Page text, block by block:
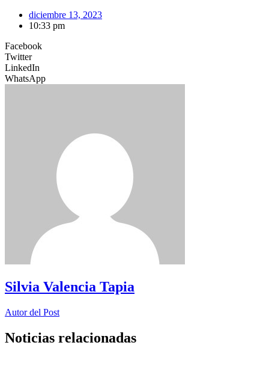
diciembre 13, 2023
10:33 pm
Facebook
Twitter
LinkedIn
WhatsApp
Silvia Valencia Tapia
Autor del Post
Noticias relacionadas